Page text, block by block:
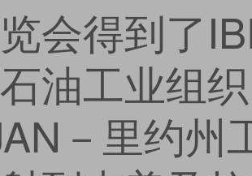
会得到了
油工业组
－里约州
点击 点击